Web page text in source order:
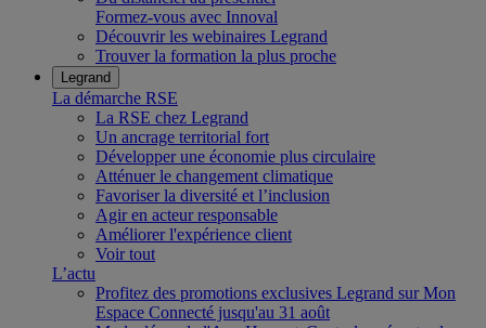
Formez-vous avec Innoval
Découvrir les webinaires Legrand
Trouver la formation la plus proche
Legrand
La démarche RSE
La RSE chez Legrand
Un ancrage territorial fort
Développer une économie plus circulaire
Atténuer le changement climatique
Favoriser la diversité et l’inclusion
Agir en acteur responsable
Améliorer l'expérience client
Voir tout
L’actu
Profitez des promotions exclusives Legrand sur Mon
Espace Connecté jusqu'au 31 août